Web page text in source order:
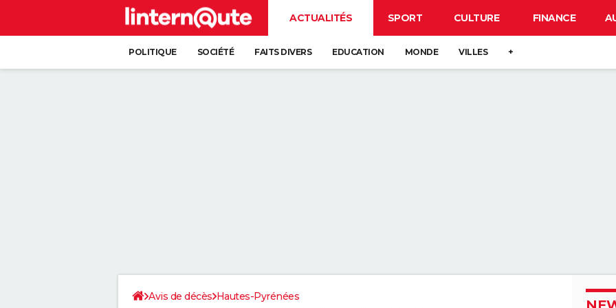
ACTUALITÉS SPORT CULTURE FINANCE
POLITIQUE SOCIÉTÉ FAITS DIVERS EDUCATION MONDE VILLES +
Avis de décès Hautes-Pyrénées